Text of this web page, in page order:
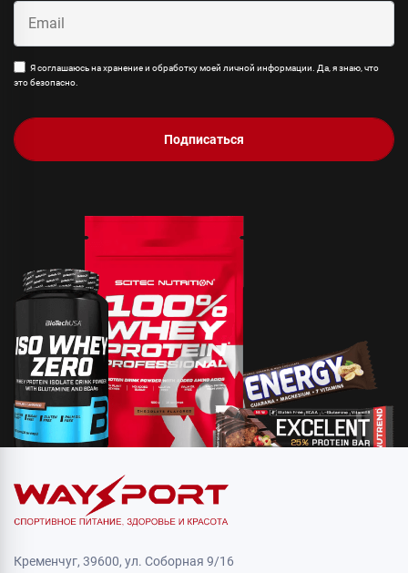
Я соглашаюсь на хранение и обработку моей личной информации. Да, я знаю, что
это безопасно.
Подписаться
Кременчуг, 39600, ул. Соборная 9/16